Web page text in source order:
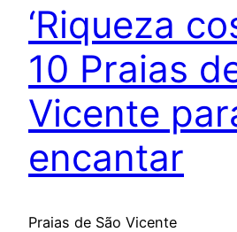
‘Riqueza
10 Praias
Vicente
encantar
Praias de São Vicente